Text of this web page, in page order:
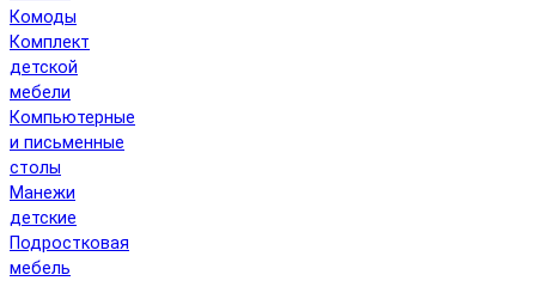
Комоды
Комплект
детской
мебели
Компьютерные
и письменные
столы
Манежи
детские
Подростковая
мебель